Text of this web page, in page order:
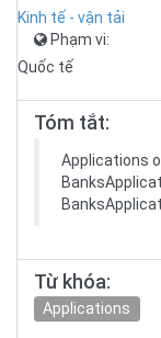
Kinh tế - vận tải
Phạm vi:
Quốc tế
Tóm tắt:
Applications
Từ khóa:
Applications